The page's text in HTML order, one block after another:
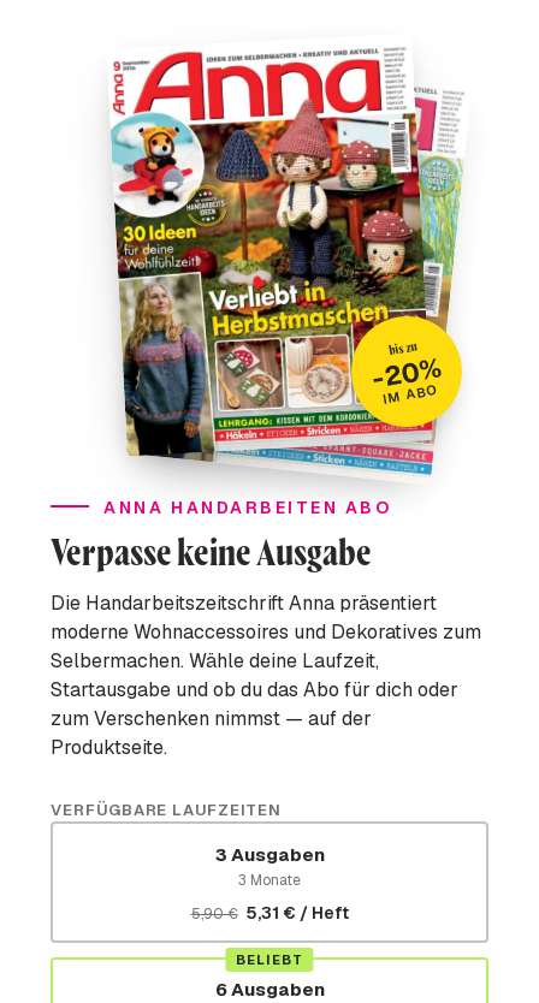
bis zu
-20%
IM ABO
ANNA HANDARBEITEN ABO
Verpasse keine Ausgabe
Die Handarbeitszeitschrift Anna präsentiert
moderne Wohnaccessoires und Dekoratives zum
Selbermachen. Wähle deine Laufzeit,
Startausgabe und ob du das Abo für dich oder
zum Verschenken nimmst — auf der
Produktseite.
VERFÜGBARE LAUFZEITEN
3 Ausgaben
3 Monate
5,90 € 5,31 € / Heft
BELIEBT
6 Ausgaben